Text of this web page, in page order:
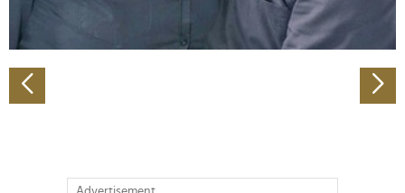
zu können und die Zugriffe auf unsere Website zu
analysieren. Außerdem geben wir Informationen zu Ihrer
Verwendung unserer Website an unsere Partner für
soziale Medien, Werbung und Analysen weiter. Unsere
Partner führen diese Informationen möglicherweise mit